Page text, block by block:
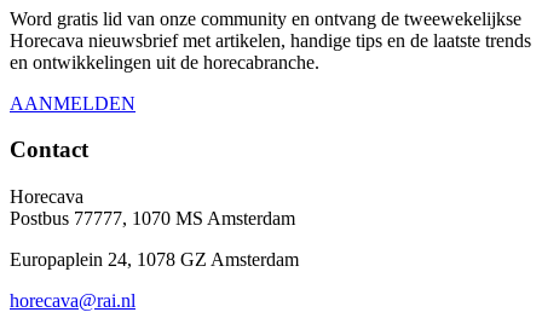
Word gratis lid van onze community en ontvang de tweewekelijkse
Horecava nieuwsbrief met artikelen, handige tips en de laatste trends
en ontwikkelingen uit de horecabranche.
AANMELDEN
Contact
Horecava
Postbus 77777, 1070 MS Amsterdam
Europaplein 24, 1078 GZ Amsterdam
horecava@rai.nl